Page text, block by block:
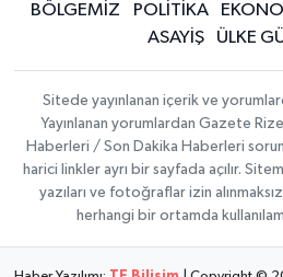
BÖLGEMİZ
POLİTİKA
ASAYİŞ
ÜLKE
Sitede yayınlanan içerik ve
Yayınlanan yorumlardan Gazete
Haberleri / Son Dakika Haberleri
harici linkler ayrı bir sayfada açılır.
yazıları ve fotoğraflar izin
herhangi bir ortamda